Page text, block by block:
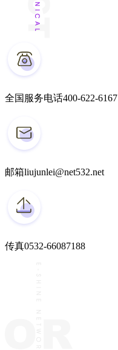
全国服务电话400-622-6167
邮箱liujunlei@net532.net
传真0532-66087188